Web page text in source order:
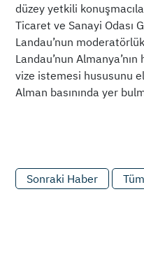
düzey yetkili
Ticaret ve Sanayi Odası
Landau’nun
Landau’nun
vize istemesi hususunu
Alman basınında yer
Sonraki Haber